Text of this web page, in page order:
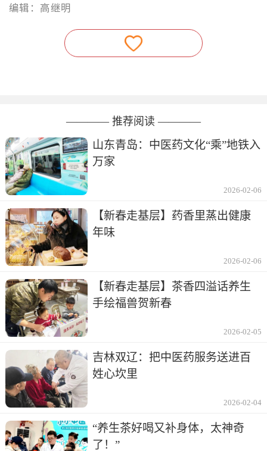
编辑：高继明
———— 推荐阅读 ————
山东青岛：中医药文化“乘”地铁入
万家
2026-02-06
【新春走基层】药香里蒸出健康
年味
2026-02-06
【新春走基层】茶香四溢话养生
手绘福兽贺新春
2026-02-05
吉林双辽：把中医药服务送进百
姓心坎里
2026-02-04
“养生茶好喝又补身体，太神奇
了！”